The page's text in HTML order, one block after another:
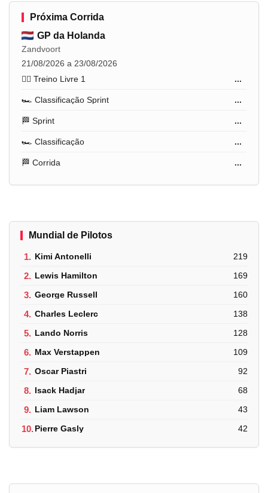
Próxima Corrida
GP da Holanda
Zandvoort
21/08/2026 a 23/08/2026
🏋️‍♂️ Treino Livre 1
...
🏎️ Classificação Sprint ...
🏁 Sprint ...
🏎️ Classificação ...
🏁 Corrida ...
Mundial de Pilotos
1. Kimi Antonelli 219
2. Lewis Hamilton 169
3. George Russell 160
4. Charles Leclerc 138
5. Lando Norris 128
6. Max Verstappen 109
7. Oscar Piastri 92
8. Isack Hadjar 68
9. Liam Lawson 43
10.Pierre Gasly 42